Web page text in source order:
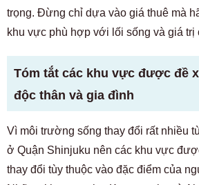
trọng. Đừng chỉ dựa vào giá thuê mà
khu vực phù hợp với lối sống và giá trị
Tóm tắt các khu vực được đề
độc thân và gia đình
Vì môi trường sống thay đổi rất nhiều
ở Quận Shinjuku nên các khu vực
thay đổi tùy thuộc vào đặc điểm của